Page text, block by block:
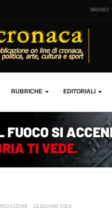
SEGUICI
RUBRICHE EDITORIALI
REDAZIONE 22 GIUGNO 2026